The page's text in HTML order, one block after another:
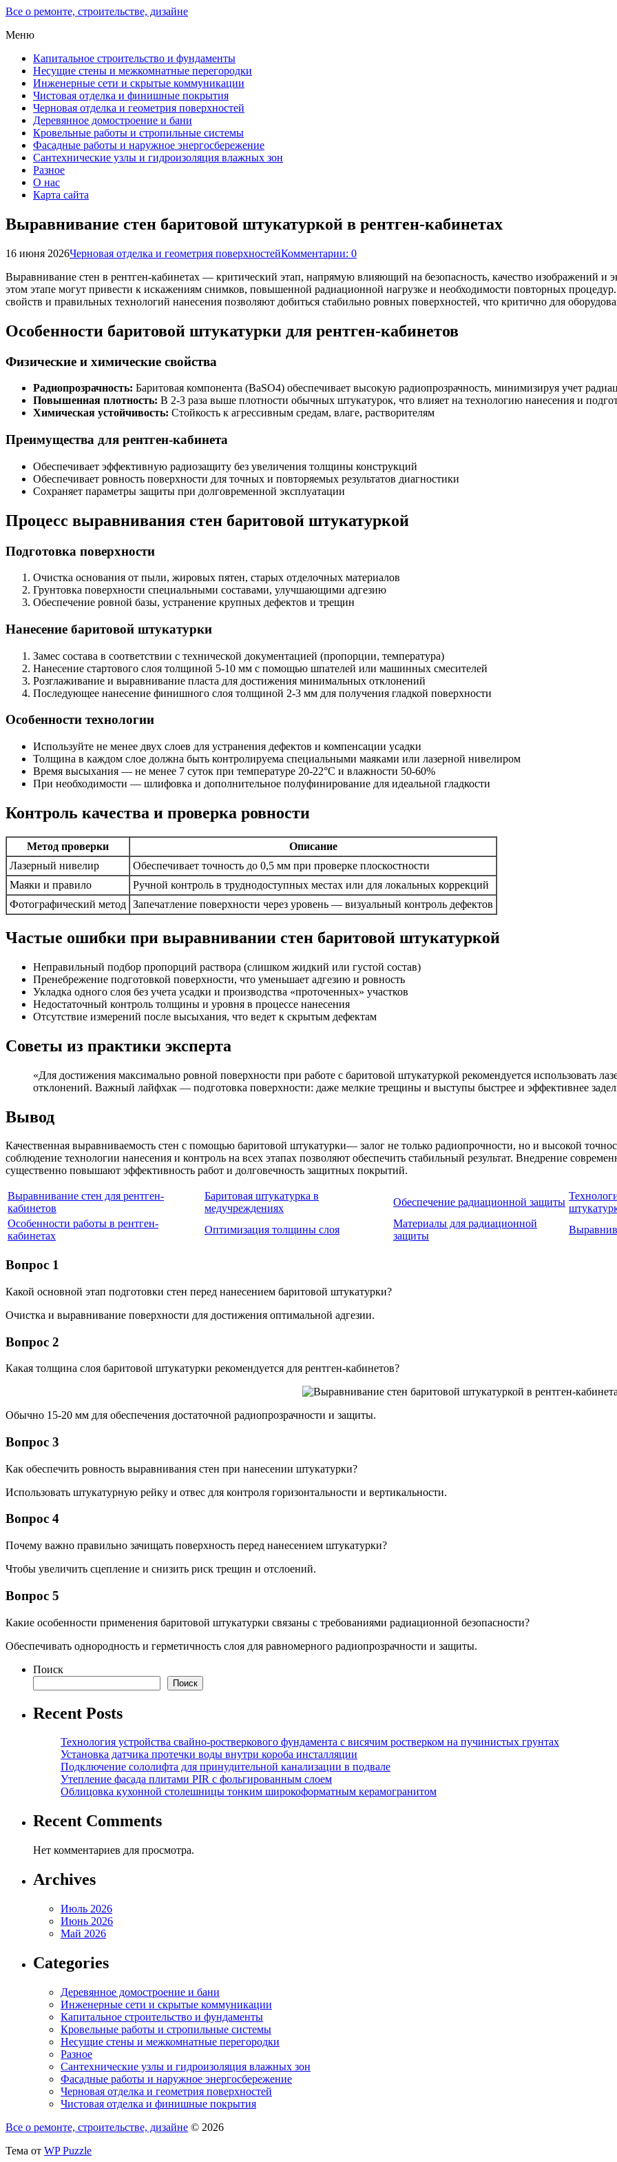
Все о ремонте, строительстве, дизайне
Меню
Капитальное строительство и фундаменты
Несущие стены и межкомнатные перегородки
Инженерные сети и скрытые коммуникации
Чистовая отделка и финишные покрытия
Черновая отделка и геометрия поверхностей
Деревянное домостроение и бани
Кровельные работы и стропильные системы
Фасадные работы и наружное энергосбережение
Сантехнические узлы и гидроизоляция влажных зон
Разное
О нас
Карта сайта
Выравнивание стен баритовой штукатуркой в рентген-кабинетах
16 июня 2026Черновая отделка и геометрия поверхностейКомментарии: 0
Выравнивание стен в рентген-кабинетах — критический этап, напрямую влияющий на безопасность, качество изображений и
этом этапе могут привести к искажениям снимков, повышенной радиационной нагрузке и необходимости повторных
свойств и правильных технологий нанесения позволяют добиться стабильно ровных поверхностей, что критично для
Особенности баритовой штукатурки для рентген-кабинетов
Физические и химические свойства
Радиопрозрачность: Баритовая компонента (BaSO4) обеспечивает высокую радиопрозрачность, минимизируя учет
Повышенная плотность: В 2-3 раза выше плотности обычных штукатурок, что влияет на технологию нанесения и
Химическая устойчивость: Стойкость к агрессивным средам, влаге, растворителям
Преимущества для рентген-кабинета
Обеспечивает эффективную радиозащиту без увеличения толщины конструкций
Обеспечивает ровность поверхности для точных и повторяемых результатов диагностики
Сохраняет параметры защиты при долговременной эксплуатации
Процесс выравнивания стен баритовой штукатуркой
Подготовка поверхности
Очистка основания от пыли, жировых пятен, старых отделочных материалов
Грунтовка поверхности специальными составами, улучшающими адгезию
Обеспечение ровной базы, устранение крупных дефектов и трещин
Нанесение баритовой штукатурки
Замес состава в соответствии с технической документацией (пропорции, температура)
Нанесение стартового слоя толщиной 5-10 мм с помощью шпателей или машинных смесителей
Розглаживание и выравнивание пласта для достижения минимальных отклонений
Последующее нанесение финишного слоя толщиной 2-3 мм для получения гладкой поверхности
Особенности технологии
Используйте не менее двух слоев для устранения дефектов и компенсации усадки
Толщина в каждом слое должна быть контролируема специальными маяками или лазерной нивелиром
Время высыхания — не менее 7 суток при температуре 20-22°C и влажности 50-60%
При необходимости — шлифовка и дополнительное полуфинирование для идеальной гладкости
Контроль качества и проверка ровности
Метод проверки
Описание
Лазерный нивелир
Обеспечивает точность до 0,5 мм при проверке плоскостности
Маяки и правило
Ручной контроль в труднодоступных местах или для локальных коррекций
Фотографический метод Запечатление поверхности через уровень — визуальный контроль дефектов
Частые ошибки при выравнивании стен баритовой штукатуркой
Неправильный подбор пропорций раствора (слишком жидкий или густой состав)
Пренебрежение подготовкой поверхности, что уменьшает адгезию и ровность
Укладка одного слоя без учета усадки и производства «проточенных» участков
Недостаточный контроль толщины и уровня в процессе нанесения
Отсутствие измерений после высыхания, что ведет к скрытым дефектам
Советы из практики эксперта
«Для достижения максимально ровной поверхности при работе с баритовой штукатуркой рекомендуется использовать
отклонений. Важный лайфхак — подготовка поверхности: даже мелкие трещины и выступы быстрее и эффективнее
Вывод
Качественная выравниваемость стен с помощью баритовой штукатурки— залог не только радиопрочности, но и высокой
соблюдение технологии нанесения и контроль на всех этапах позволяют обеспечить стабильный результат. Внедрение
существенно повышают эффективность работ и долговечность защитных покрытий.
Выравнивание стен для рентген-
кабинетов
Баритовая штукатурка в
медучреждениях
Обеспечение радиационной защиты
Особенности работы в рентген-
кабинетах
Оптимизация толщины слоя
Материалы для радиационной
защиты
Вопрос 1
Какой основной этап подготовки стен перед нанесением баритовой штукатурки?
Очистка и выравнивание поверхности для достижения оптимальной адгезии.
Вопрос 2
Какая толщина слоя баритовой штукатурки рекомендуется для рентген-кабинетов?
Обычно 15-20 мм для обеспечения достаточной радиопрозрачности и защиты.
Вопрос 3
Как обеспечить ровность выравнивания стен при нанесении штукатурки?
Использовать штукатурную рейку и отвес для контроля горизонтальности и вертикальности.
Вопрос 4
Почему важно правильно зачищать поверхность перед нанесением штукатурки?
Чтобы увеличить сцепление и снизить риск трещин и отслоений.
Вопрос 5
Какие особенности применения баритовой штукатурки связаны с требованиями радиационной безопасности?
Обеспечивать однородность и герметичность слоя для равномерного радиопрозрачности и защиты.
Поиск
Поиск
Recent Posts
Технология устройства свайно-ростверкового фундамента с висячим ростверком на пучинистых грунтах
Установка датчика протечки воды внутри короба инсталляции
Подключение сололифта для принудительной канализации в подвале
Утепление фасада плитами PIR с фольгированным слоем
Облицовка кухонной столешницы тонким широкоформатным керамогранитом
Recent Comments
Нет комментариев для просмотра.
Archives
Июль 2026
Июнь 2026
Май 2026
Categories
Деревянное домостроение и бани
Инженерные сети и скрытые коммуникации
Капитальное строительство и фундаменты
Кровельные работы и стропильные системы
Несущие стены и межкомнатные перегородки
Разное
Сантехнические узлы и гидроизоляция влажных зон
Фасадные работы и наружное энергосбережение
Черновая отделка и геометрия поверхностей
Чистовая отделка и финишные покрытия
Все о ремонте, строительстве, дизайне © 2026
Тема от WP Puzzle